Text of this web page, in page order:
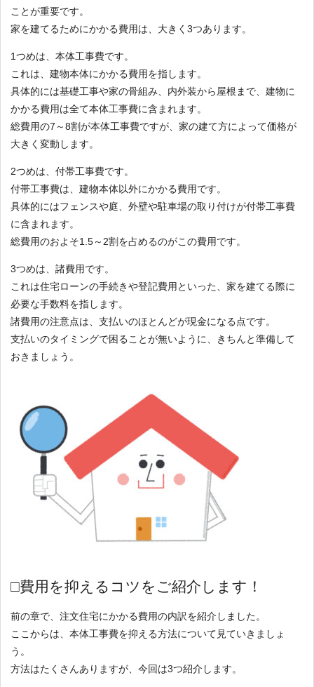
ことが重要です。
家を建てるためにかかる費用は、大きく3つあります。
1つめは、本体工事費です。
これは、建物本体にかかる費用を指します。
具体的には基礎工事や家の骨組み、内外装から屋根まで、建物に
かかる費用は全て本体工事費に含まれます。
総費用の7～8割が本体工事費ですが、家の建て方によって価格が
大きく変動します。
2つめは、付帯工事費です。
付帯工事費は、建物本体以外にかかる費用です。
具体的にはフェンスや庭、外壁や駐車場の取り付けが付帯工事費
に含まれます。
総費用のおよそ1.5～2割を占めるのがこの費用です。
3つめは、諸費用です。
これは住宅ローンの手続きや登記費用といった、家を建てる際に
必要な手数料を指します。
諸費用の注意点は、支払いのほとんどが現金になる点です。
支払いのタイミングで困ることが無いように、きちんと準備して
おきましょう。
□費用を抑えるコツをご紹介します！
前の章で、注文住宅にかかる費用の内訳を紹介しました。
ここからは、本体工事費を抑える方法について見ていきましょ
う。
方法はたくさんありますが、今回は3つ紹介します。